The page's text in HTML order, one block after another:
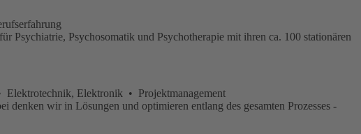
Psychosomatik und Psychotherapie mit ihren ca. 100 stationären
Elektronik • Projektmanagement
denken wir in Lösungen und optimieren entlang des gesamten Prozesses -